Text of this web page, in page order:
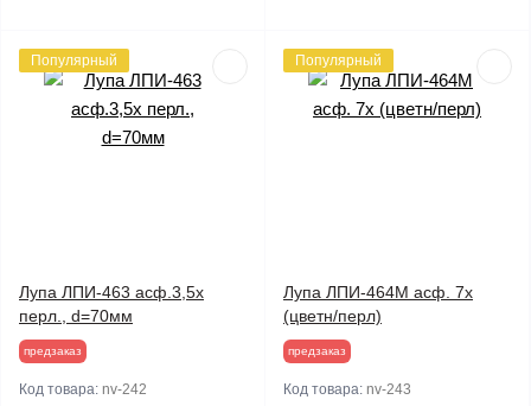
Популярный
Лупа ЛПИ-463 асф.3,5х
перл., d=70мм
предзаказ
Код товара: nv-242
Популярный
Лупа ЛПИ-464М асф. 7х
(цветн/перл)
предзаказ
Код товара: nv-243